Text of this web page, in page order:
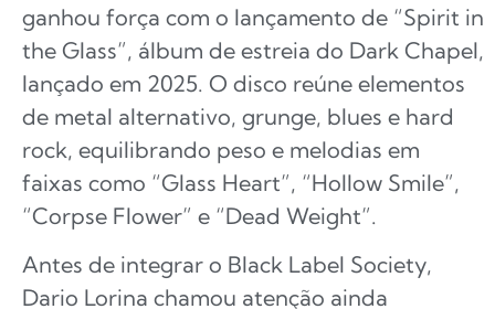
ganhou força com o lançamento de “Spirit in
the Glass”, álbum de estreia do Dark Chapel,
lançado em 2025. O disco reúne elementos
de metal alternativo, grunge, blues e hard
rock, equilibrando peso e melodias em
faixas como “Glass Heart”, “Hollow Smile”,
“Corpse Flower” e “Dead Weight”.
Antes de integrar o Black Label Society,
Dario Lorina chamou atenção ainda